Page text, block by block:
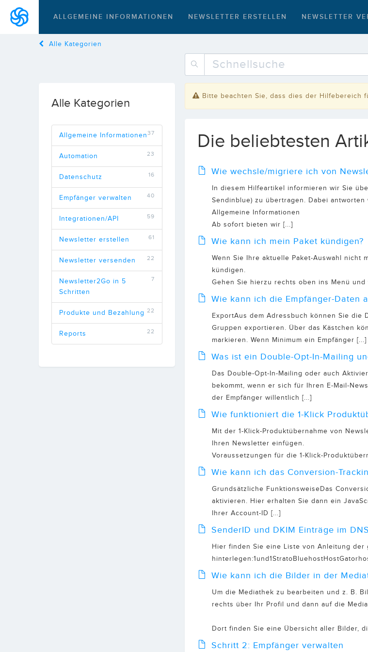
ALLGEMEINE INFORMATIONEN NEWSLETTER ERSTELLEN NEWSLETTER
Alle Kategorien
Alle Kategorien
37
Allgemeine Informationen
23
Automation
16
Datenschutz
40
Empfänger verwalten
59
Integrationen/API
61
Newsletter erstellen
22
Newsletter versenden
7
Newsletter2Go in 5
Schritten
22
Produkte und Bezahlung
22
Reports
Bitte beachten Sie, dass dies der Hilfebereich
Die beliebtesten
Wie wechsle/migriere ich von
In diesem Hilfeartikel informieren wir Sie
Sendinblue) zu übertragen. Dabei
Allgemeine Informationen
Ab sofort bieten wir [...]
Wie kann ich mein Paket kündigen?
Wenn Sie Ihre aktuelle Paket-Auswahl nicht
kündigen.
Gehen Sie hierzu rechts oben ins Menü
Wie kann ich die Empfänger-Daten
ExportAus dem Adressbuch können Sie
Gruppen exportieren. Über das Kästchen
markieren. Wenn Minimum ein Empfänger [...]
Was ist ein Double-Opt-In-Mailing
Das Double-Opt-In-Mailing oder auch
bekommt, wenn er sich für Ihren E-Mail-
der Empfänger willentlich [...]
Wie funktioniert die 1-Klick
Mit der 1-Klick-Produktübernahme von
Ihren Newsletter einfügen.
Voraussetzungen für die 1-Klick-
Wie kann ich das Conversion-
Grundsätzliche FunktionsweiseDas
aktivieren. Hier erhalten Sie dann ein
Ihrer Account-ID [...]
SenderID und DKIM Einträge im
Hier finden Sie eine Liste von Anleitung der
Wie kann ich die Bilder in der
Um die Mediathek zu bearbeiten und z. B.
rechts über Ihr Profil und dann auf die
Dort finden Sie eine Übersicht aller Bilder,
Schritt 2: Empfänger verwalten